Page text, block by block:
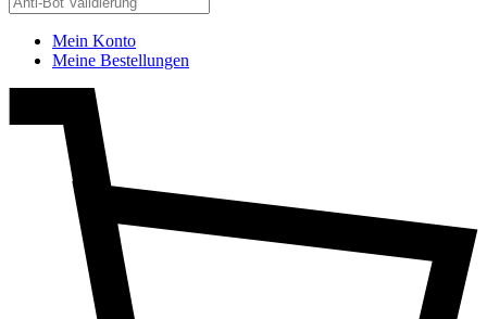
Mein Konto
Meine Bestellungen